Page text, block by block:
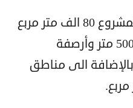
وتبلغ المساحة الإجمالية للمشروع 80 الف متر مربع
تقريباً تشمل مبنى ركاب 5000 متر وأرصفة
مربع بالإضافة الى مناطق